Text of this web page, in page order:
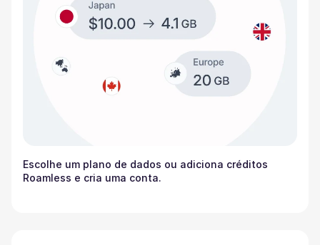
Escolhe um plano de dados ou adiciona créditos
Roamless e cria uma conta.